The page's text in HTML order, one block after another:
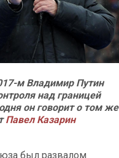
м Владимир Путин
над границей
он говорит о том же
Павел Казарин
был развалом